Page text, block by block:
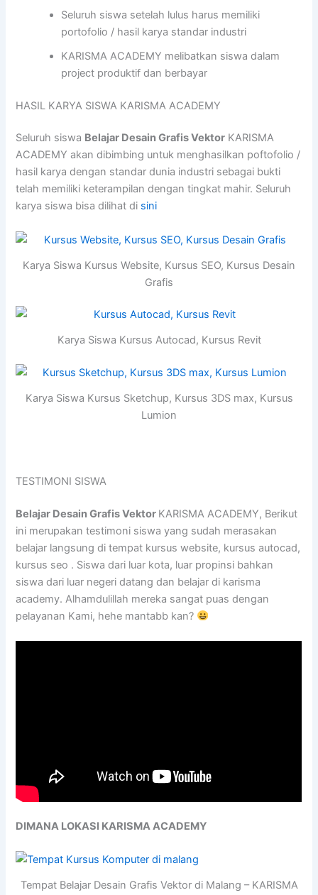
Seluruh siswa setelah lulus harus memiliki
portofolio / hasil karya standar industri
KARISMA ACADEMY melibatkan siswa dalam
project produktif dan berbayar
HASIL KARYA SISWA KARISMA ACADEMY
Seluruh siswa Belajar Desain Grafis Vektor KARISMA
ACADEMY akan dibimbing untuk menghasilkan poftofolio /
hasil karya dengan standar dunia industri sebagai bukti
telah memiliki keterampilan dengan tingkat mahir. Seluruh
karya siswa bisa dilihat di sini
Karya Siswa Kursus Website, Kursus SEO, Kursus Desain
Grafis
Karya Siswa Kursus Autocad, Kursus Revit
Karya Siswa Kursus Sketchup, Kursus 3DS max, Kursus
Lumion
TESTIMONI SISWA
Belajar Desain Grafis Vektor KARISMA ACADEMY, Berikut
ini merupakan testimoni siswa yang sudah merasakan
belajar langsung di tempat kursus website, kursus autocad,
kursus seo . Siswa dari luar kota, luar propinsi bahkan
siswa dari luar negeri datang dan belajar di karisma
academy. Alhamdulillah mereka sangat puas dengan
pelayanan Kami, hehe mantabb kan?
DIMANA LOKASI KARISMA ACADEMY
Tempat Belajar Desain Grafis Vektor di Malang – KARISMA